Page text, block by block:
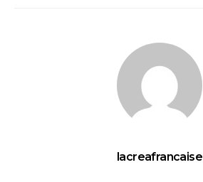
lacreafrancaise